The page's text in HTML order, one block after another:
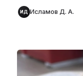
ИД Исламов Д. А.